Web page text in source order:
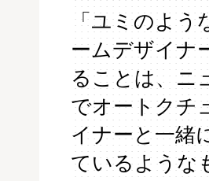
「ユミのよう
ームデザイナ
ることは、ニ
でオートクチ
イナーと一緒
ているような